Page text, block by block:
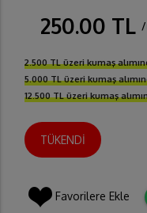
250.00 TL
2.500 TL üzeri kumaş
5.000 TL üzeri kumaş
12.500 TL üzeri kumaş
TÜKENDİ
Favorilere Ekle